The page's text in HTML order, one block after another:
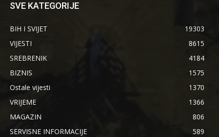
SVE KATEGORIJE
BIH I SVIJET
19303
VIJESTI
8615
SREBRENIK
4184
BIZNIS
1575
Ostale vijesti
1370
VRIJEME
1366
MAGAZIN
806
SERVISNE INFORMACIJE
589